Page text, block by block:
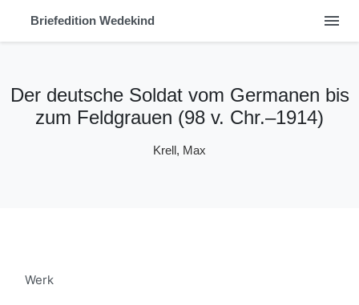
Briefedition Wedekind menu
Der deutsche Soldat vom Germanen bis
zum Feldgrauen (98 v. Chr.‒1914)
Krell, Max
Werk